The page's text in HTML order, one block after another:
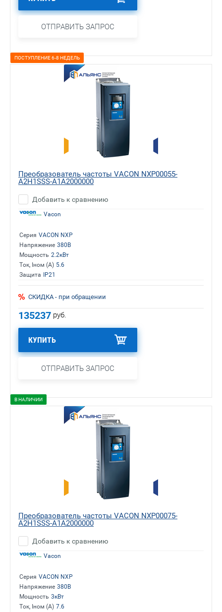
ОТПРАВИТЬ ЗАПРОС
ПОСТУПЛЕНИЕ 6-8 НЕДЕЛЬ
Преобразователь частоты VACON NXP00055-
A2H1SSS-A1A2000000
Добавить к сравнению
Vacon
Серия VACON NXP
Напряжение 380В
Мощность 2.2кВт
Ток, Iном (А) 5.6
Защита IP21
СКИДКА - при обращении
135237 руб.
КУПИТЬ
ОТПРАВИТЬ ЗАПРОС
В НАЛИЧИИ
Преобразователь частоты VACON NXP00075-
A2H1SSS-A1A2000000
Добавить к сравнению
Vacon
Серия VACON NXP
Напряжение 380В
Мощность 3кВт
Ток, Iном (А) 7.6